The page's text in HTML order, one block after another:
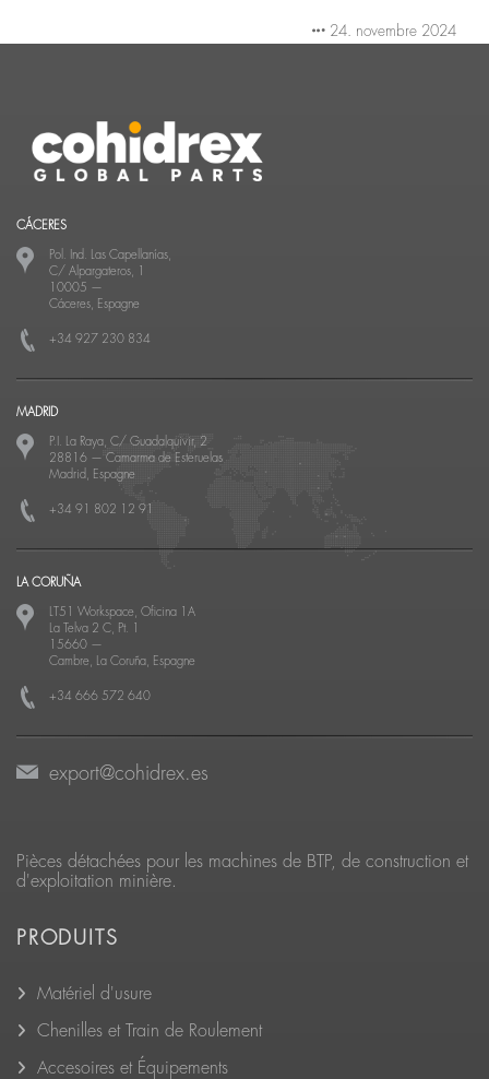
24. novembre 2024
CÁCERES
Pol. Ind. Las Capellanías,
C/ Alpargateros, 1
10005 —
Cáceres, Espagne
+34 927 230 834
MADRID
P.I. La Raya, C/ Guadalquivir, 2
28816 — Camarma de Esteruelas
Madrid, Espagne
+34 91 802 12 91
LA CORUÑA
LT51 Workspace, Oficina 1A
La Telva 2 C, Pt. 1
15660 —
Cambre, La Coruña, Espagne
+34 666 572 640
export@cohidrex.es
Pièces détachées pour les machines de BTP, de construction et
d'exploitation minière.
PRODUITS
Matériel d'usure
Chenilles et Train de Roulement
Accesoires et Équipements